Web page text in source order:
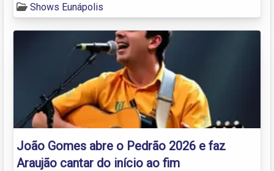
Shows Eunápolis
João Gomes abre o Pedrão 2026 e faz
Araujão cantar do início ao fim